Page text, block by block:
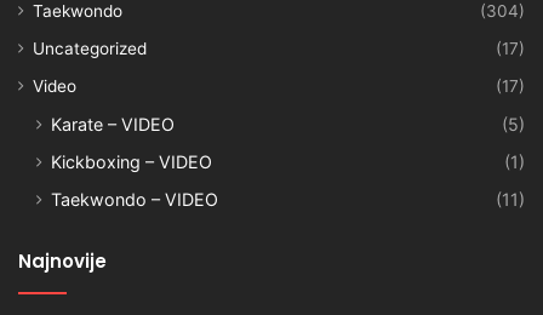
Taekwondo
(304)
Uncategorized
(17)
Video
(17)
Karate – VIDEO
(5)
Kickboxing – VIDEO
(1)
Taekwondo – VIDEO
(11)
Najnovije